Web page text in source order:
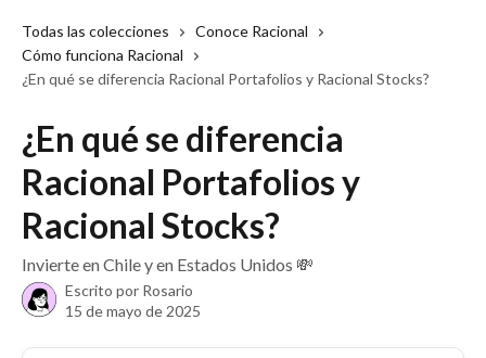
Todas las colecciones
Conoce Racional
Cómo funciona Racional
¿En qué se diferencia Racional Portafolios y Racional Stocks?
¿En qué se diferencia
Racional Portafolios y
Racional Stocks?
Invierte en Chile y en Estados Unidos 💸
Escrito por Rosario
15 de mayo de 2025